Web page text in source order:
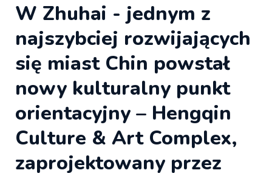
W Zhuhai - jednym z
najszybciej rozwijających
się miast Chin powstał
nowy kulturalny punkt
orientacyjny – Hengqin
Culture & Art Complex,
zaprojektowany przez